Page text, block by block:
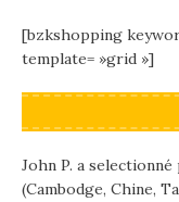
[bzkshopping
template= »grid »]
John P. a
(Cambodge, Chine,